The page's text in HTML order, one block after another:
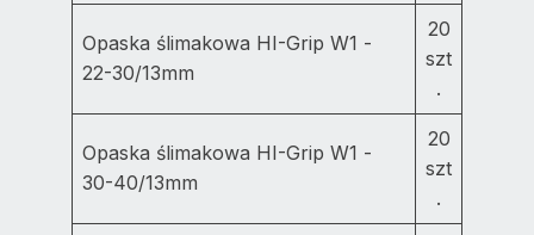
Opaska ślimakowa HI-Grip W1 -
22-30/13mm
20
szt
.
Opaska ślimakowa HI-Grip W1 -
30-40/13mm
20
szt
.